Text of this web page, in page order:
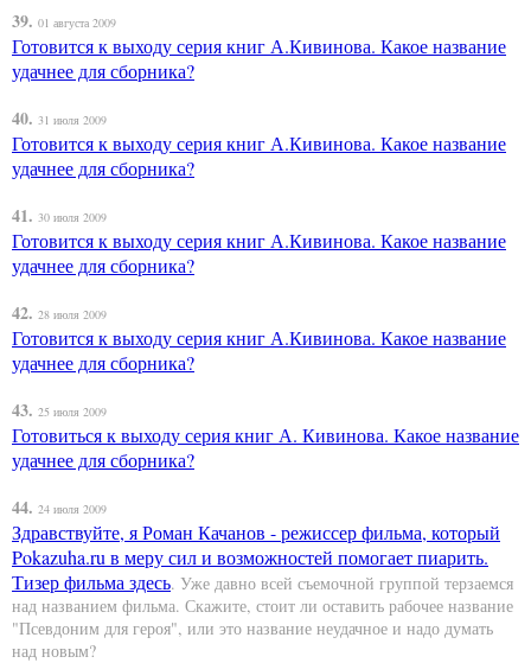
39. 01 августа 2009
Готовится к выходу серия книг А.Кивинова. Какое название
удачнее для сборника?
40. 31 июля 2009
Готовится к выходу серия книг А.Кивинова. Какое название
удачнее для сборника?
41. 30 июля 2009
Готовится к выходу серия книг А.Кивинова. Какое название
удачнее для сборника?
42. 28 июля 2009
Готовится к выходу серия книг А.Кивинова. Какое название
удачнее для сборника?
43. 25 июля 2009
Готовиться к выходу серия книг А. Кивинова. Какое название
удачнее для сборника?
44. 24 июля 2009
Здравствуйте, я Роман Качанов - режиссер фильма, который
Pokazuha.ru в меру сил и возможностей помогает пиарить.
Тизер фильма здесь. Уже давно всей съемочной группой терзаемся
над названием фильма. Скажите, стоит ли оставить рабочее название
"Псевдоним для героя", или это название неудачное и надо думать
над новым?